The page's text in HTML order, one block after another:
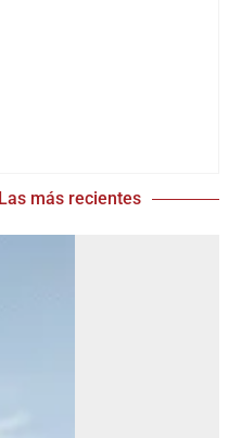
Las más recientes